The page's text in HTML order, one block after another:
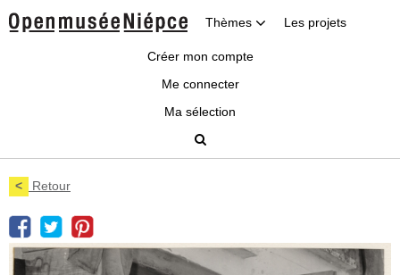
Thèmes Les projets
Créer mon compte
Me connecter
Ma sélection
< Retour